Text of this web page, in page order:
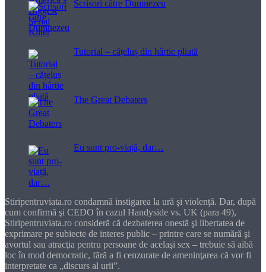
Scrisori către Dumnezeu
Tutorial – cățeluș din hârtie pliată
The Great Debaters
Eu sunt pro-viață, dar…
Stiripentruviata.ro condamnă instigarea la ură şi violenţă. Dar, după
cum confirmă şi CEDO în cazul Handyside vs. UK (para 49),
Stiripentruviata.ro consideră că dezbaterea onestă şi libertatea de
exprimare pe subiecte de interes public – printre care se numără şi
avortul sau atracţia pentru persoane de acelaşi sex – trebuie să aibă
loc în mod democratic, fără a fi cenzurate de ameninţarea că vor fi
interpretate ca „discurs al urii”.